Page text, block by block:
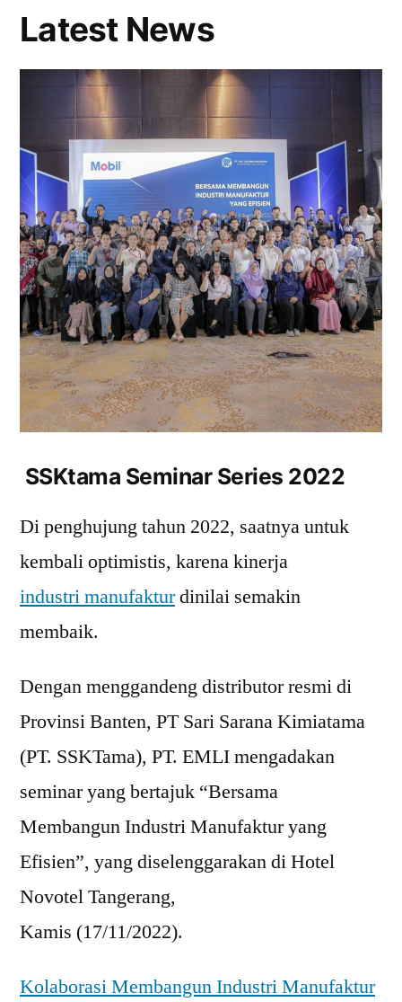
Latest News
SSKtama Seminar Series 2022
Di penghujung tahun 2022, saatnya untuk
kembali optimistis, karena kinerja
industri manufakturdinilai semakin
membaik.
Dengan menggandeng distributor resmi di
Provinsi Banten, PT Sari Sarana Kimiatama
(PT. SSKTama), PT. EMLI mengadakan
seminar yang bertajuk “Bersama
Membangun Industri Manufaktur yang
Efisien”, yang diselenggarakan di Hotel
Novotel Tangerang,
Kamis (17/11/2022).
Kolaborasi Membangun Industri Manufaktur